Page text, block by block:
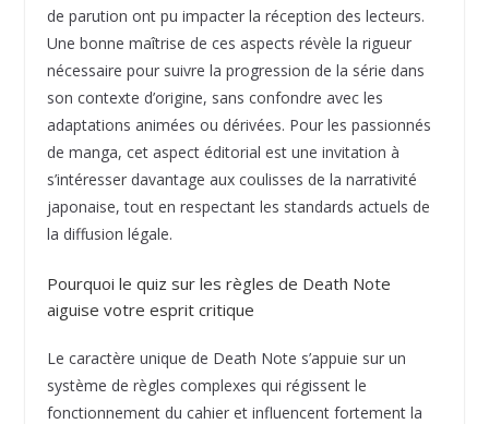
de parution ont pu impacter la réception des lecteurs.
Une bonne maîtrise de ces aspects révèle la rigueur
nécessaire pour suivre la progression de la série dans
son contexte d’origine, sans confondre avec les
adaptations animées ou dérivées. Pour les passionnés
de manga, cet aspect éditorial est une invitation à
s’intéresser davantage aux coulisses de la narrativité
japonaise, tout en respectant les standards actuels de
la diffusion légale.
Pourquoi le quiz sur les règles de Death Note
aiguise votre esprit critique
Le caractère unique de Death Note s’appuie sur un
système de règles complexes qui régissent le
fonctionnement du cahier et influencent fortement la